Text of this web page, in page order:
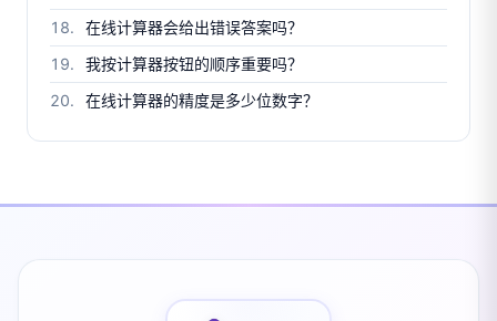
在线计算器会给出错误答案吗？
我按计算器按钮的顺序重要吗？
在线计算器的精度是多少位数字？